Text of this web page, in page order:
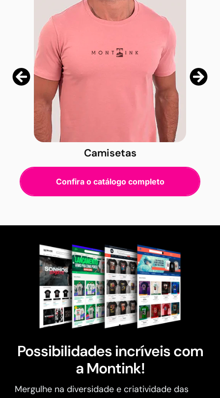
Camisetas
Confira o catálogo completo
Possibilidades incríveis com
a Montink!
Mergulhe na diversidade e criatividade das